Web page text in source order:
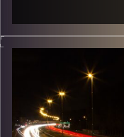
ותחזיר אותנו